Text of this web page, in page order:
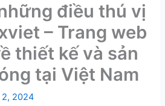
điều thú vị
– Trang web
thiết kế và sản
tại Việt Nam
2, 2024